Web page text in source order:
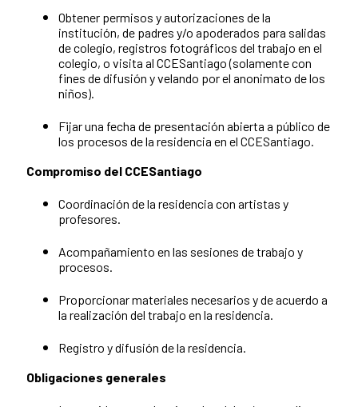
Obtener permisos y autorizaciones de la
institución, de padres y/o apoderados para salidas
de colegio, registros fotográficos del trabajo en el
colegio, o visita al CCESantiago (solamente con
fines de difusión y velando por el anonimato de los
niños).
Fijar una fecha de presentación abierta a público de
los procesos de la residencia en el CCESantiago.
Compromiso del CCESantiago
Coordinación de la residencia con artistas y
profesores.
Acompañamiento en las sesiones de trabajo y
procesos.
Proporcionar materiales necesarios y de acuerdo a
la realización del trabajo en la residencia.
Registro y difusión de la residencia.
Obligaciones generales